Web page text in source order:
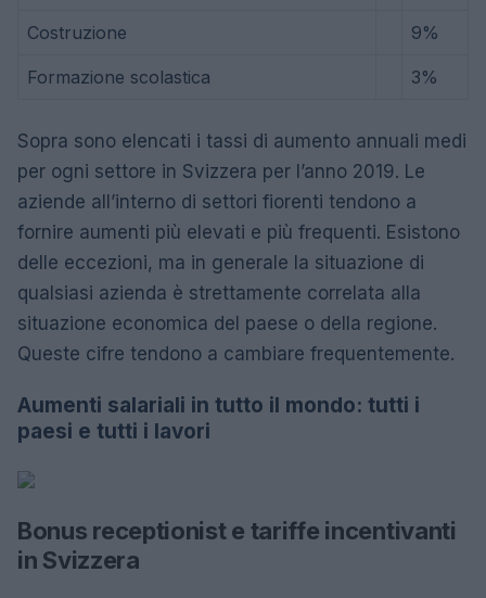
Costruzione 9%
Formazione scolastica 3%
Sopra sono elencati i tassi di aumento annuali medi
per ogni settore in Svizzera per l’anno 2019. Le
aziende all’interno di settori fiorenti tendono a
fornire aumenti più elevati e più frequenti. Esistono
delle eccezioni, ma in generale la situazione di
qualsiasi azienda è strettamente correlata alla
situazione economica del paese o della regione.
Queste cifre tendono a cambiare frequentemente.
Aumenti salariali in tutto il mondo: tutti i
paesi e tutti i lavori
Bonus receptionist e tariffe incentivanti
in Svizzera